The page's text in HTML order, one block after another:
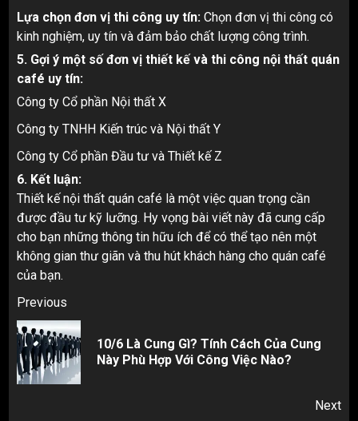
Lựa chọn đơn vị thi công uy tín: Chọn đơn vị thi công có
kinh nghiệm, uy tín và đảm bảo chất lượng công trình.
5. Gợi ý một số đơn vị thiết kế và thi công nội thất quán
café uy tín:
Công ty Cổ phần Nội thất X
Công ty TNHH Kiến trúc và Nội thất Y
Công ty Cổ phần Đầu tư và Thiết kế Z
6. Kết luận:
Thiết kế nội thất quán café là một việc quan trọng cần
được đầu tư kỹ lưỡng. Hy vọng bài viết này đã cung cấp
cho bạn những thông tin hữu ích để có thể tạo nên một
không gian thư giãn và thu hút khách hàng cho quán café
của bạn.
Post
navigation
Previous
10/6 Là Cung Gì? Tính Cách Của Cung
Này Phù Hợp Với Công Việc Nào?
Next